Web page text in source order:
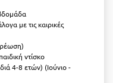
με τις καιρικές
ντίσκο
4-8 ετών) (Ιούνιο -